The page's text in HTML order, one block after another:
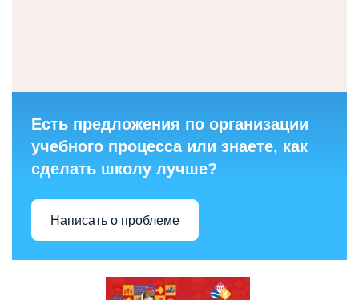
Есть предложения по организации
учебного процесса или знаете, как
сделать школу лучше?
Написать о проблеме